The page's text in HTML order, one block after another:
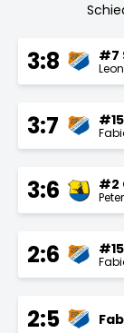
3:8 #7
3:7
3:6 #2
2:6
2:5